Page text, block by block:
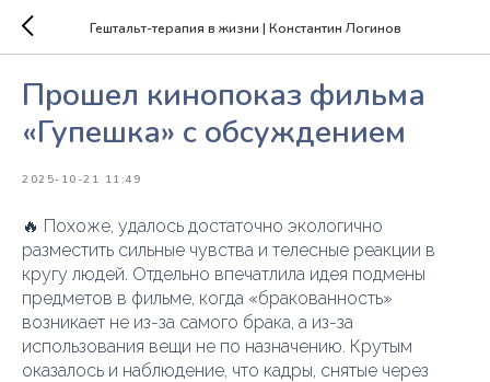
Гештальт-терапия в жизни | Константин Логинов
Прошел кинопоказ фильма
«Гупешка» с обсуждением
2025-10-21 11:49
🔥 Похоже, удалось достаточно экологично
разместить сильные чувства и телесные реакции в
кругу людей. Отдельно впечатлила идея подмены
предметов в фильме, когда «бракованность»
возникает не из-за самого брака, а из-за
использования вещи не по назначению. Крутым
оказалось и наблюдение, что кадры, снятые через